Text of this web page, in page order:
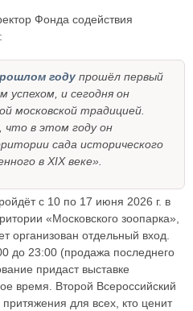
Фонда содействия
году прошёл первый
успехом, и сегодня он
московской традицией.
что в этом году он
сада исторического
в XIX веке».
с 10 по 17 июня 2026 г. в
«Московского зоопарка»,
организован отдельный вход.
до 23:00 (продажа последнего
придаст выставке
время. Второй Всероссийский
для всех, кто ценит